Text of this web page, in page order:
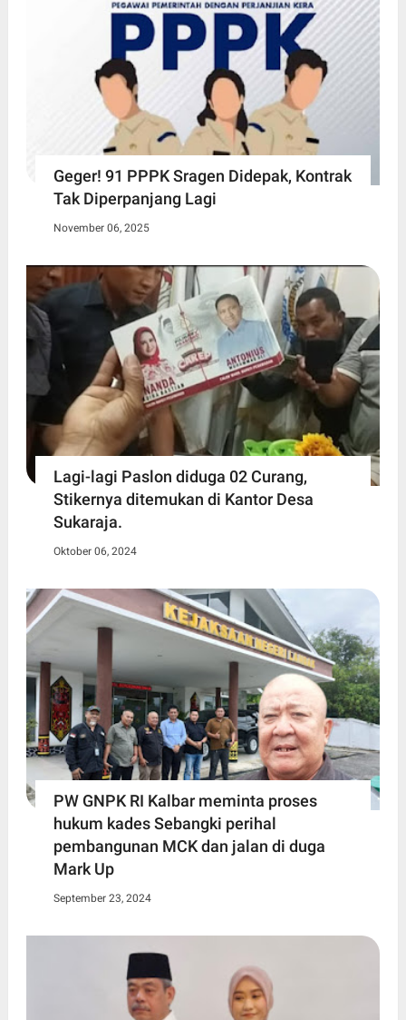
Geger! 91 PPPK Sragen Didepak, Kontrak
Tak Diperpanjang Lagi
November 06, 2025
Lagi-lagi Paslon diduga 02 Curang,
Stikernya ditemukan di Kantor Desa
Sukaraja.
Oktober 06, 2024
PW GNPK RI Kalbar meminta proses
hukum kades Sebangki perihal
pembangunan MCK dan jalan di duga
Mark Up
September 23, 2024